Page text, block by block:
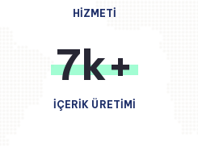
HIZMETI
7k+
İÇERİK ÜRETİMİ